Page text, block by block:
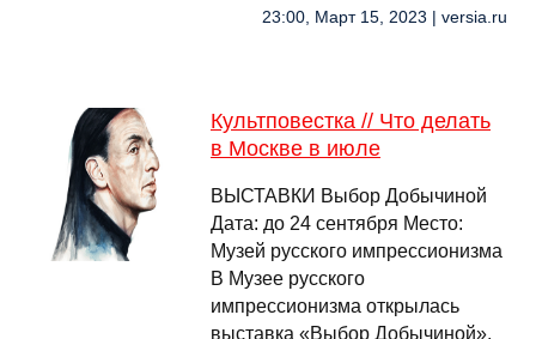
23:00, Март 15, 2023 | versia.ru
Культповестка // Что делать
в Москве в июле
ВЫСТАВКИ Выбор Добычиной
Дата: до 24 сентября Место:
Музей русского импрессионизма
В Музее русского
импрессионизма открылась
выставка «Выбор Добычиной»,